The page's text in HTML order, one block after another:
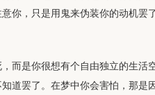
你，只是用鬼来伪装你的动机罢了
而是你很想有个自由独立的生活
道罢了。在梦中你会害怕，那是